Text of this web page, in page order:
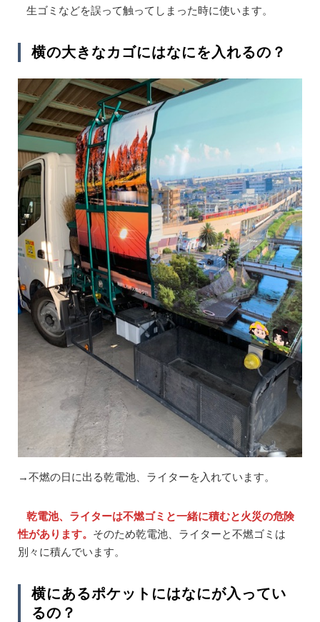
生ゴミなどを誤って触ってしまった時に使います。
横の大きなカゴにはなにを入れるの？
→不燃の日に出る乾電池、ライターを入れています。
乾電池、ライターは不燃ゴミと一緒に積むと火災の危険
性があります。 そのため乾電池、ライターと不燃ゴミは
別々に積んでいます。
横にあるポケットにはなにが入ってい
るの？